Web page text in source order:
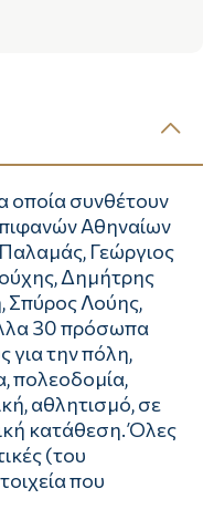
οποία συνθέτουν
Αθηναίων
Γεώργιος
Δημήτρης
Σπύρος Λούης,
30 πρόσωπα
για την πόλη,
πολεοδομία,
αθλητισμό, σε
κατάθεση. Όλες
(του
που